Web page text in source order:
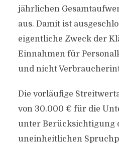
jährlichen
aus. Damit ist
eigentliche Zweck der
Einnahmen für
und nicht
Die vorläufige
von 30.000 € für die
unter Berücksichtigung
uneinheitlichen